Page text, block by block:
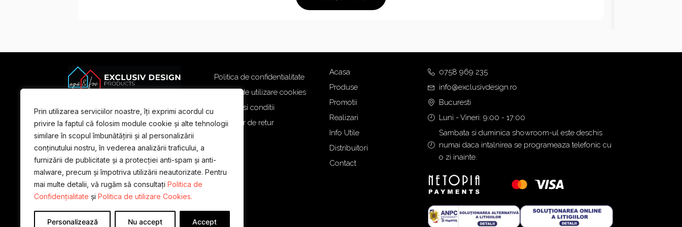
Prin utilizarea serviciilor noastre, îți exprimi acordul cu
privire la faptul că folosim module cookie și alte tehnologii
similare în scopul îmbunătățirii și al personalizării
conținutului nostru, în vederea analizării traficului, a
furnizării de publicitate și a protecției anti-spam și anti-
malware, precum și împotriva utilizării neautorizate. Pentru
mai multe detalii, vă rugăm să consultați Politica de
Confidențialitate și Politica de utilizare Cookies.
Personalizează Nu accept Accept
i
a
l
a
f
s
t
u
r
Politica de confidentialitate
Politica de utilizare cookies
Termeni si conditii
Formular de retur
Acasa
Produse
Promotii
Realizari
Info Utile
Distribuitori
Contact
0758 969 235
info@exclusivdesign.ro
Bucuresti
Luni - Vineri: 9:00 - 17:00
Sambata si duminica showroom-ul este deschis
numai daca intalnirea se programeaza telefonic cu
o zi inainte.